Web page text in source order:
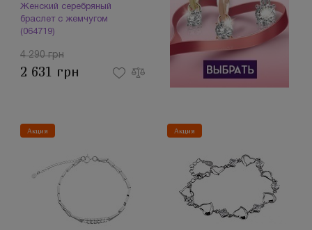
Женский серебряный
браслет с жемчугом
(064719)
4 290 грн
2 631 грн
Акция Акция